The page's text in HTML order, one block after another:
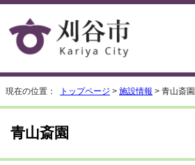
現在の位置： トップページ > 施設情報 > 青山斎園
青山斎園